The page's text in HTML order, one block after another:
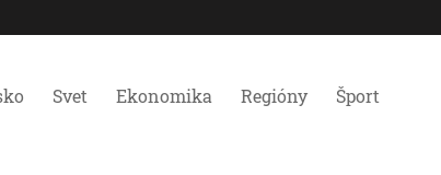
Svet Ekonomika Regióny Šport